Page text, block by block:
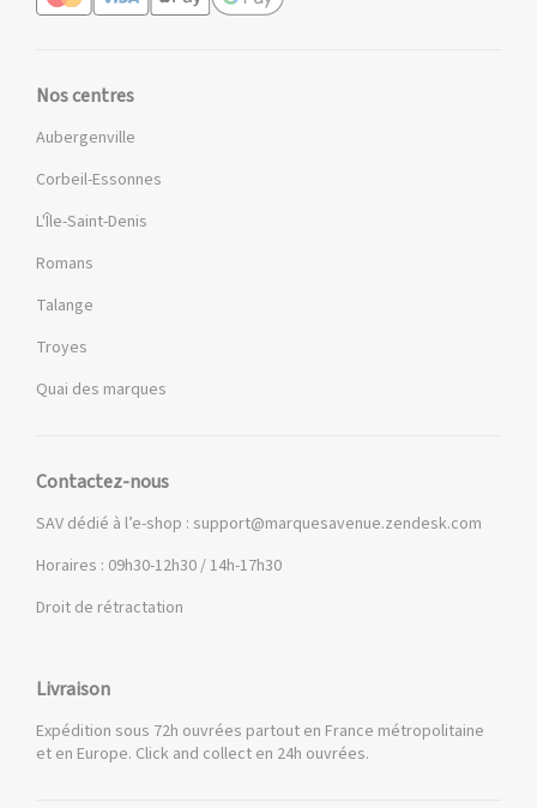
Nos centres
Aubergenville
Corbeil-Essonnes
L'Île-Saint-Denis
Romans
Talange
Troyes
Quai des marques
Contactez-nous
SAV dédié à l’e-shop : support@marquesavenue.zendesk.com
Horaires : 09h30-12h30 / 14h-17h30
Droit de rétractation
Livraison
Expédition sous 72h ouvrées partout en France métropolitaine
et en Europe. Click and collect en 24h ouvrées.